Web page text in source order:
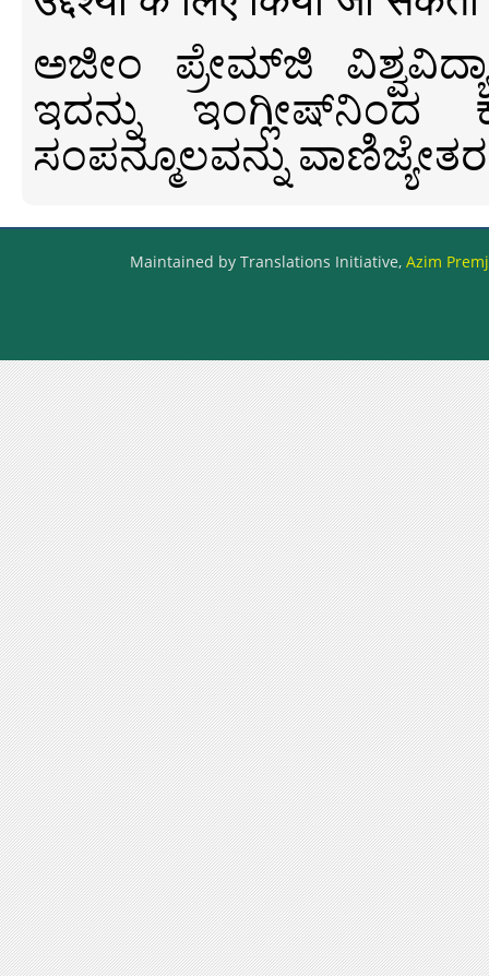
ಅಜೀಂ ಪ್ರೇಮ್‍ಜಿ
ಇದನ್ನು ಇಂಗ್ಲೀಷ್‍ನಿಂದ
ಸಂಪನ್ಮೂಲವನ್ನು
Maintained by Translations Initiative, Azim